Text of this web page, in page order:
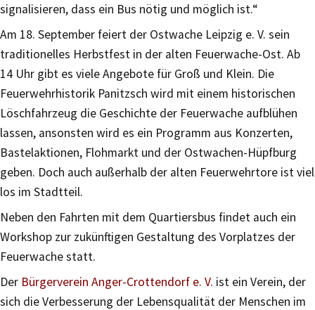
signalisieren, dass ein Bus nötig und möglich ist.“
Am 18. September feiert der Ostwache Leipzig e. V. sein
traditionelles Herbstfest in der alten Feuerwache-Ost. Ab
14 Uhr gibt es viele Angebote für Groß und Klein. Die
Feuerwehrhistorik Panitzsch wird mit einem historischen
Löschfahrzeug die Geschichte der Feuerwache aufblühen
lassen, ansonsten wird es ein Programm aus Konzerten,
Bastelaktionen, Flohmarkt und der Ostwachen-Hüpfburg
geben. Doch auch außerhalb der alten Feuerwehrtore ist viel
los im Stadtteil.
Neben den Fahrten mit dem Quartiersbus findet auch ein
Workshop zur zukünftigen Gestaltung des Vorplatzes der
Feuerwache statt.
Der Bürgerverein Anger-Crottendorf e. V. ist ein Verein, der
sich die Verbesserung der Lebensqualität der Menschen im